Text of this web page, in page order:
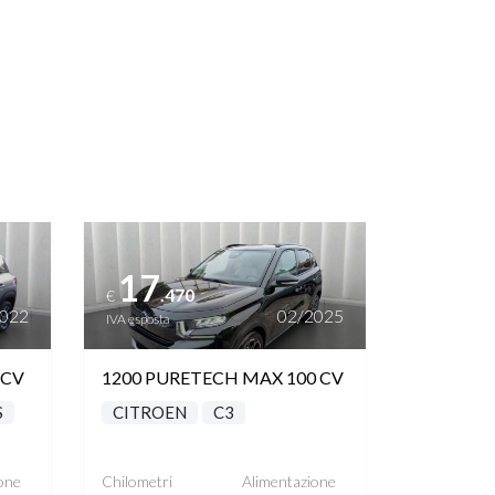
Vedi dettagli
€17.470
IVA esposta 02/2025
1200 PURETECH MAX 100 CV
CITROEN C3
Chilometri
Alimentazione